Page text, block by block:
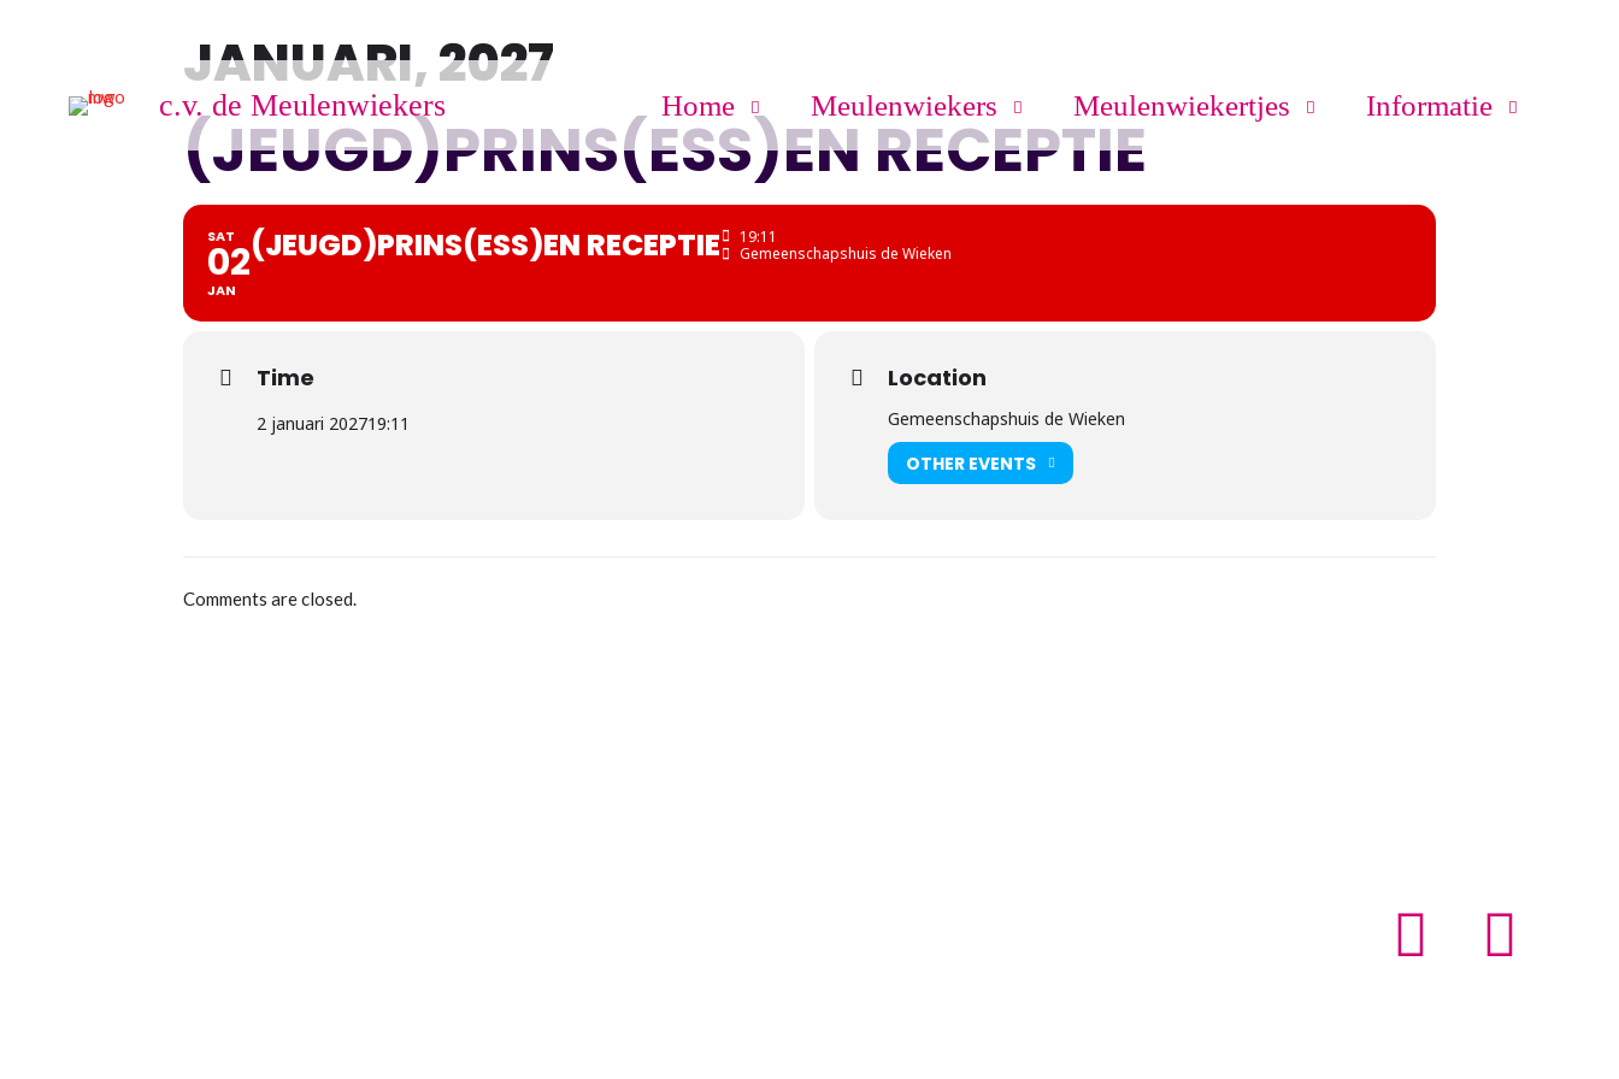
c.v. de Meulenwiekers Home Meulenwiekers Meulenwiekertjes Informatie
JANUARI, 2027
(JEUGD)PRINS(ESS)EN RECEPTIE
SAT
02
JAN
(JEUGD)PRINS(ESS)EN RECEPTIE
19:11
Gemeenschapshuis de Wieken
Time
2 januari 202719:11
Location
Gemeenschapshuis de Wieken
OTHER EVENTS
Comments are closed.